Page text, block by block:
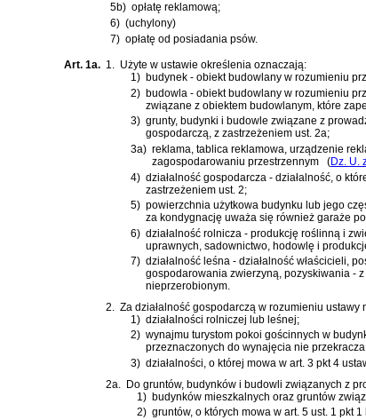
5b) opłatę reklamową;
6) (uchylony)
7) opłatę od posiadania psów.
Art. 1a. 1. Użyte w ustawie określenia oznaczają:
1) budynek - obiekt budowlany w rozumieniu
2) budowla - obiekt budowlany w rozumieniu
związane z obiektem budowlanym, które
3) grunty, budynki i budowle związane z
gospodarczą, z zastrzeżeniem ust. 2a;
3a) reklama, tablica reklamowa, urządzenie
zagospodarowaniu przestrzennym
(Dz. U.
4) działalność gospodarcza - działalność, o
zastrzeżeniem ust. 2;
5) powierzchnia użytkowa budynku lub jego
za kondygnację uważa się również garaże
6) działalność rolnicza - produkcję roślinną i
uprawnych, sadownictwo, hodowlę i
7) działalność leśna - działalność właścicieli,
gospodarowania zwierzyną, pozyskiwania -
nieprzerobionym.
2. Za działalność gospodarczą w rozumieniu ustawy
1) działalności rolniczej lub leśnej;
2) wynajmu turystom pokoi gościnnych w
przeznaczonych do wynajęcia nie
3) działalności, o której mowa w art. 3 pkt 4
2a.
Do gruntów, budynków i budowli związanych z
1) budynków mieszkalnych oraz gruntów
2) gruntów, o których mowa w art. 5 ust. 1 pkt 1